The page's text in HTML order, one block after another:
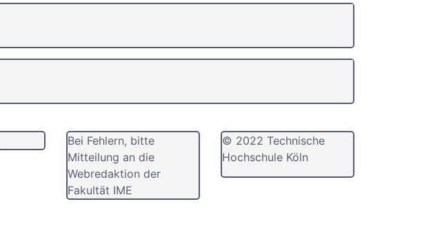
Bei Fehlern, bitte
Mitteilung an die
Webredaktion der
Fakultät IME
© 2022 Technische
Hochschule Köln